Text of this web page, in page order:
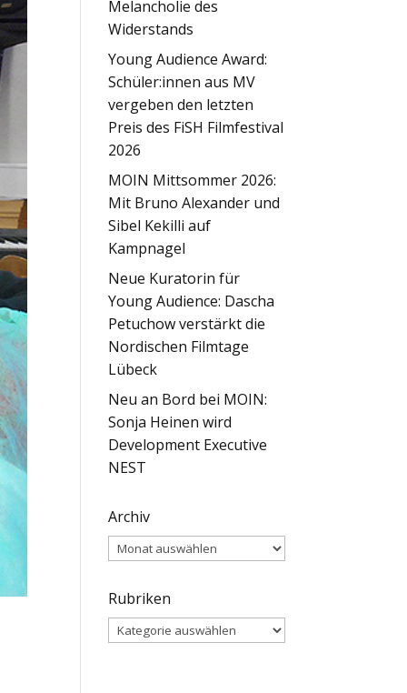
Melancholie des
Widerstands
Young Audience Award:
Schüler:innen aus MV
vergeben den letzten
Preis des FiSH Filmfestival
2026
MOIN Mittsommer 2026:
Mit Bruno Alexander und
Sibel Kekilli auf
Kampnagel
Neue Kuratorin für
Young Audience: Dascha
Petuchow verstärkt die
Nordischen Filmtage
Lübeck
Neu an Bord bei MOIN:
Sonja Heinen wird
Development Executive
NEST
Archiv
Archiv
Rubriken
Rubriken